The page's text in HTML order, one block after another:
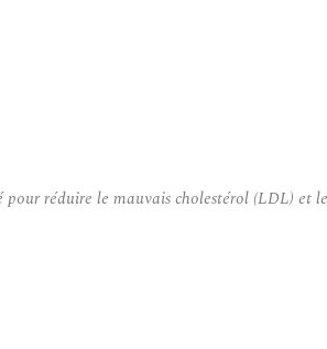
réduire le mauvais cholestérol (LDL) et